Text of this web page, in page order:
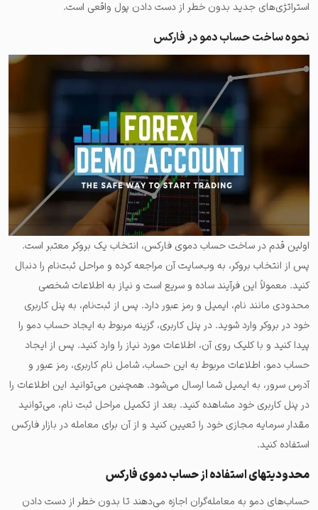
استراتژی‌های جدید بدون خطر از دست دادن پول واقعی است.
نحوه ساخت حساب دمو در فارکس
اولین قدم در ساخت حساب دموی فارکس، انتخاب یک بروکر معتبر است.
پس از انتخاب بروکر، به وب‌سایت آن مراجعه کرده و مراحل ثبت‌نام را دنبال
کنید. معمولاً این فرآیند ساده و سریع است و نیاز به اطلاعات شخصی
محدودی مانند نام، ایمیل و رمز عبور دارد. پس از ثبت‌نام، به پنل کاربری
خود در بروکر وارد شوید. در پنل کاربری، گزینه مربوط به ایجاد حساب دمو را
پیدا کنید و با کلیک روی آن، اطلاعات مورد نیاز را وارد کنید. پس از ایجاد
حساب دمو، اطلاعات مربوط به این حساب، شامل نام کاربری، رمز عبور و
آدرس سرور، به ایمیل شما ارسال می‌شود. همچنین می‌توانید این اطلاعات را
در پنل کاربری خود مشاهده کنید. بعد از تکمیل مراحل ثبت نام، می‌توانید
مقدار سرمایه مجازی خود را تعیین کنید و از آن برای معامله در بازار فارکس
استفاده کنید.
محدودیت‎های استفاده از حساب دموی فارکس
حساب‌های دمو به معامله‌گران اجازه می‌دهند تا بدون خطر از دست دادن